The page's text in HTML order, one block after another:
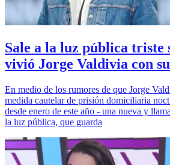
Sale a la luz pública triste
vivió Jorge Valdivia con
En medio de los rumores de que Jorge
medida cautelar de prisión domiciliaria
desde enero de este año - una nueva y
la luz pública, que guarda